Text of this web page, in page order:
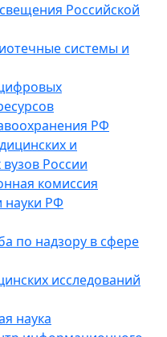
Российской
системы и
РФ
и
России
комиссия
науки РФ
по надзору в сфере
исследований
наука